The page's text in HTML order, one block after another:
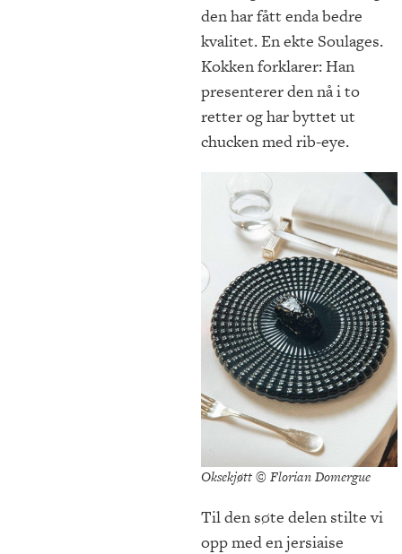
den har fått enda bedre
kvalitet. En ekte Soulages.
Kokken forklarer: Han
presenterer den nå i to
retter og har byttet ut
chucken med rib-eye.
Oksekjøtt © Florian Domergue
Til den søte delen stilte vi
opp med en jersiaise